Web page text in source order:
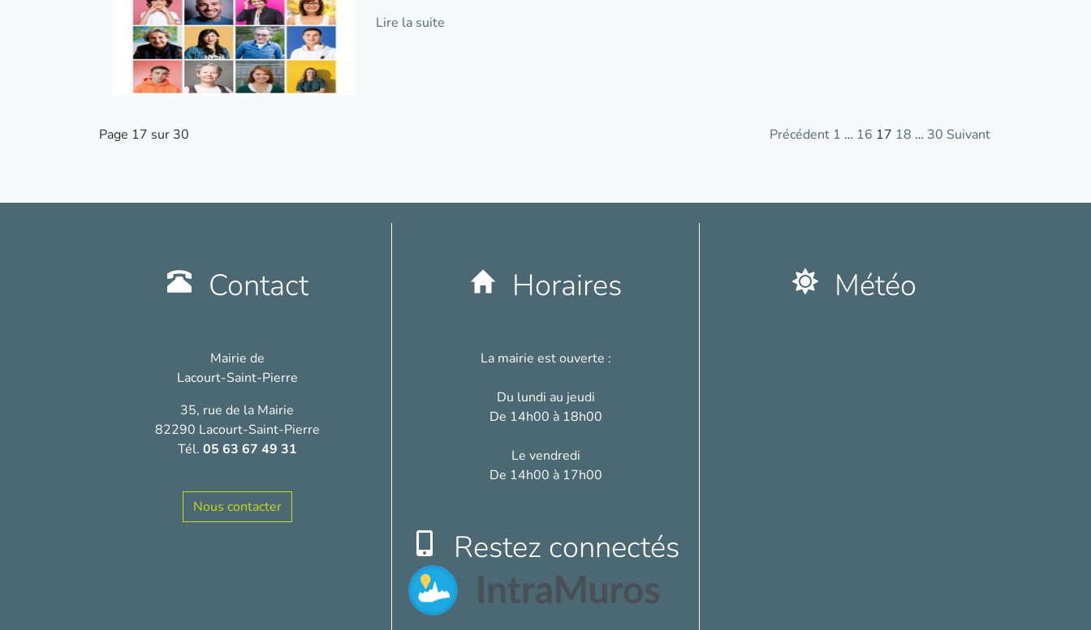
Lire la suite
Page 17 sur 30 Précédent 1 … 16 17 18 … 30 Suivant
Contact
Mairie de
Lacourt-Saint-Pierre
35, rue de la Mairie
82290 Lacourt-Saint-Pierre
Tél. 05 63 67 49 31
Nous contacter
Horaires
La mairie est ouverte :
Du lundi au jeudi
De 14h00 à 18h00
Le vendredi
De 14h00 à 17h00
Restez connectés
Météo